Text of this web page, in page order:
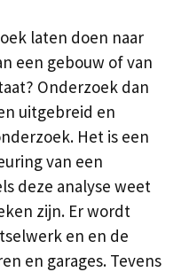
laten doen naar
een gebouw of van
Onderzoek dan
uitgebreid en
Het is een
van een
deze analyse weet
zijn. Er wordt
en en de
en garages. Tevens